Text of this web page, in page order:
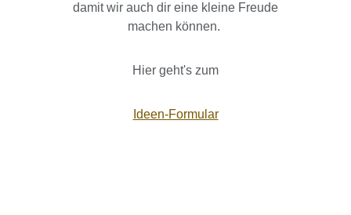
damit wir auch dir eine kleine Freude
machen können.
Hier geht's zum
Ideen-Formular